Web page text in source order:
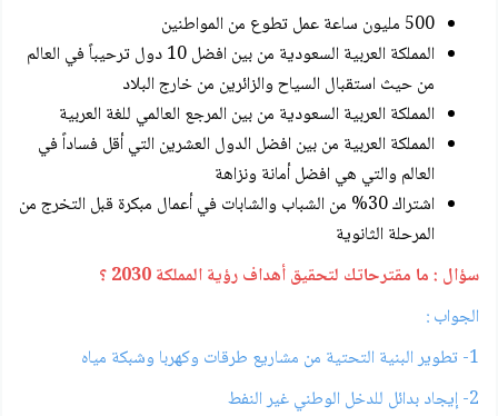
500 مليون ساعة عمل تطوع من المواطنين
المملكة العربية السعودية من بين افضل 10 دول ترحيباً في العالم
من حيث استقبال السياح والزائرين من خارج البلاد
المملكة العربية السعودية من بين المرجع العالمي للغة العربية
المملكة العربية من بين افضل الدول العشرين التي أقل فساداً في
العالم والتي هي افضل أمانة ونزاهة
اشتراك 30% من الشباب والشابات في أعمال مبكرة قبل التخرج من
المرحلة الثانوية
سؤال : ما مقترحاتك لتحقيق أهداف رؤية المملكة 2030 ؟
الجواب :
1- تطوير البنية التحتية من مشاريع طرقات وكهربا وشبكة مياه
2- إيجاد بدائل للدخل الوطني غير النفط